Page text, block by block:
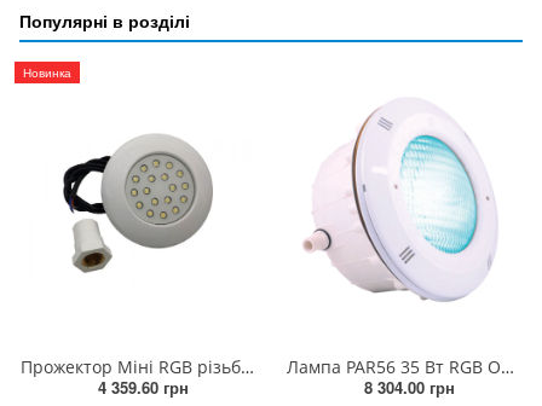
Популярні в розділі
Новинка
Прожектор Міні RGB різьба 3/4 з 2-х жильним кабелем 12V/DC 9 Вт
4 359.60 грн
Лампа PAR56 35 Вт RGB ON/OFF скло високої стійкості 12V/AC (лайнер) (з закладною)
8 304.00 грн